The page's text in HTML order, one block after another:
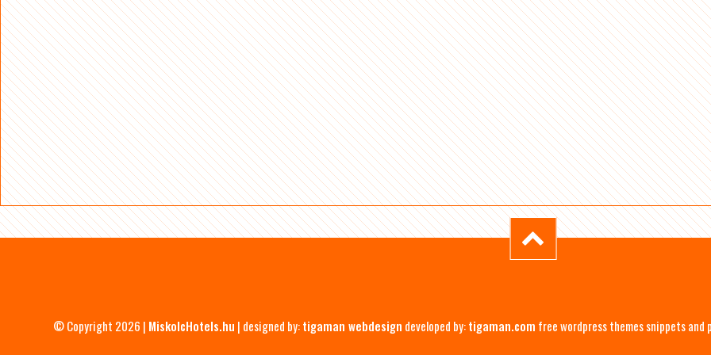
© Copyright 2026 | MiskolcHotels.hu | designed by:tigaman webdesign developed by:tigaman.com free wordpress themes snippets and